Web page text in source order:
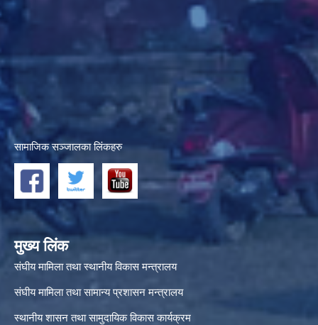
सामाजिक सञ्जालका लिंकहरु
मुख्य लिंक
संघीय मामिला तथा स्थानीय विकास मन्त्रालय
संघीय मामिला तथा सामान्य प्रशासन मन्त्रालय
स्थानीय शासन तथा सामुदायिक विकास कार्यक्रम